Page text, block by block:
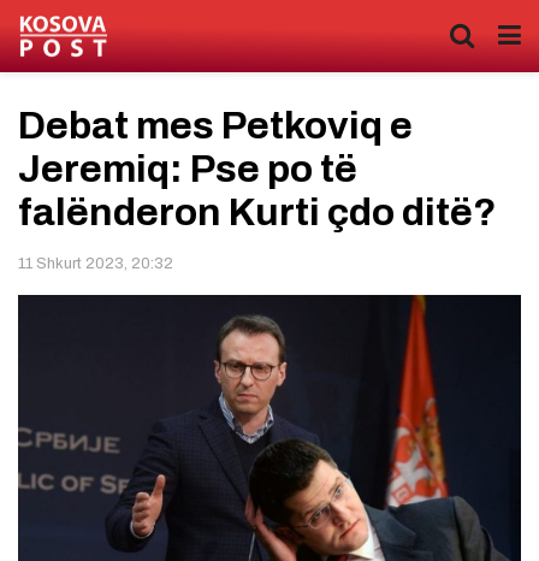
Debat mes Petkoviq e
Jeremiq: Pse po të
falënderon Kurti çdo ditë?
11 Shkurt 2023, 20:32